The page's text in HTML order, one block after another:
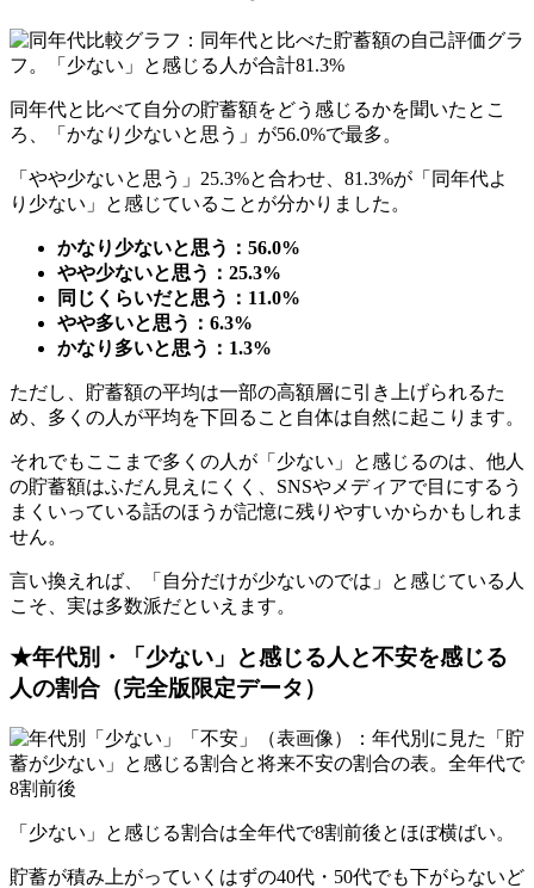
同年代と比べて自分の貯蓄額をどう感じるかを聞いたとこ
ろ、「かなり少ないと思う」が56.0%で最多。
「やや少ないと思う」25.3%と合わせ、81.3%が「同年代よ
り少ない」と感じていることが分かりました。
かなり少ないと思う：56.0%
やや少ないと思う：25.3%
同じくらいだと思う：11.0%
やや多いと思う：6.3%
かなり多いと思う：1.3%
ただし、貯蓄額の平均は一部の高額層に引き上げられるた
め、多くの人が平均を下回ること自体は自然に起こります。
それでもここまで多くの人が「少ない」と感じるのは、他人
の貯蓄額はふだん見えにくく、SNSやメディアで目にするう
まくいっている話のほうが記憶に残りやすいからかもしれま
せん。
言い換えれば、「自分だけが少ないのでは」と感じている人
こそ、実は多数派だといえます。
★年代別・「少ない」と感じる人と不安を感じる
人の割合（完全版限定データ）
「少ない」と感じる割合は全年代で8割前後とほぼ横ばい。
貯蓄が積み上がっていくはずの40代・50代でも下がらないど